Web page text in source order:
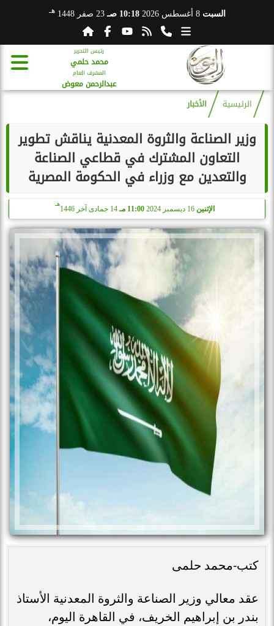
السبت 8 أغسطس 2026 10:18 صـ 23 صفر 1448 هـ
رئيس التحرير
محمد حلمي
المشرف العام
عبدالرحمن معوض
الرئيسية الأخبار
وزير الصناعة والثروة المعدنية يناقش تطوير
التعاون المشترك في قطاعي الصناعة
والتعدين مع وزراء في الحكومة المصرية
الإثنين 16 ديسمبر 2024 11:00 مـ 14 جمادى آخر 1446
هـ
كتب-محمد حلمى
عقد معالي وزير الصناعة والثروة المعدنية الأستاذ
بندر بن إبراهيم الخريف، في القاهرة اليوم،